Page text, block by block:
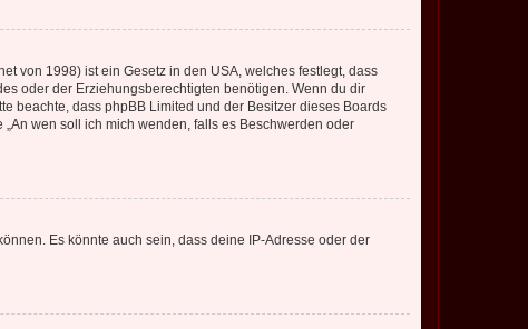
von 1998) ist ein Gesetz in den USA, welches festlegt, dass
oder der Erziehungsberechtigten benötigen. Wenn du dir
beachte, dass phpBB Limited und der Besitzer dieses Boards
wen soll ich mich wenden, falls es Beschwerden oder
Es könnte auch sein, dass deine IP-Adresse oder der